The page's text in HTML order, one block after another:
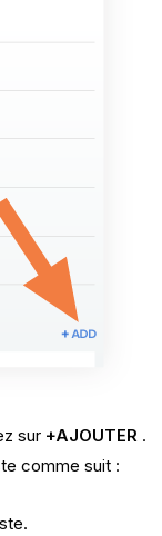
sur +AJOUTER .
comme suit :